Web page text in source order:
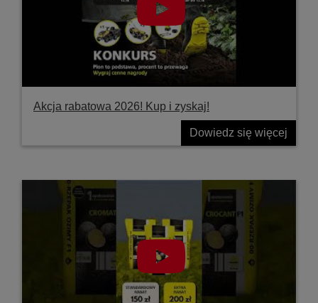
Akcja rabatowa 2026! Kup i zyskaj!
Dowiedz się więcej